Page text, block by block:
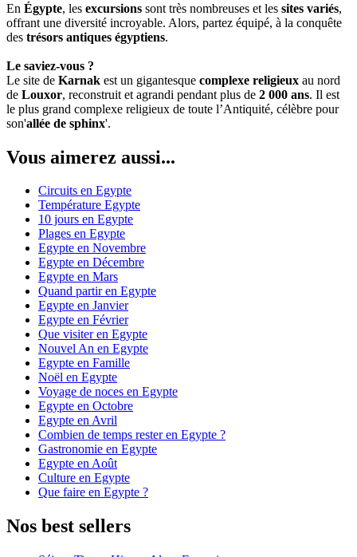
En Égypte, les excursions sont très nombreuses et les sites variés,
offrant une diversité incroyable. Alors, partez équipé, à la conquête
des trésors antiques égyptiens.
Le saviez-vous ?
Le site de Karnak est un gigantesque complexe religieux au nord
de Louxor, reconstruit et agrandi pendant plus de 2 000 ans. Il est
le plus grand complexe religieux de toute l’Antiquité, célèbre pour
son'allée de sphinx'.
Vous aimerez aussi...
Circuits en Egypte
Température Egypte
10 jours en Egypte
Plages en Egypte
Egypte en Novembre
Egypte en Décembre
Egypte en Mars
Quand partir en Egypte
Egypte en Janvier
Egypte en Février
Que visiter en Egypte
Nouvel An en Egypte
Egypte en Famille
Noël en Egypte
Voyage de noces en Egypte
Egypte en Octobre
Egypte en Avril
Combien de temps rester en Egypte ?
Gastronomie en Egypte
Egypte en Août
Culture en Egypte
Que faire en Egypte ?
Nos best sellers